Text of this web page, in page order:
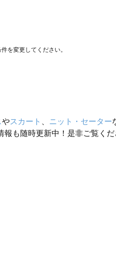
を変更してください。
やスカート ニット・セーター
も随時更新中！是非ご覧くだ